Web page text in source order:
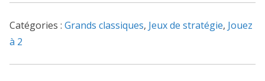
Catégories : Grands classiques, Jeux de stratégie, Jouez
à 2